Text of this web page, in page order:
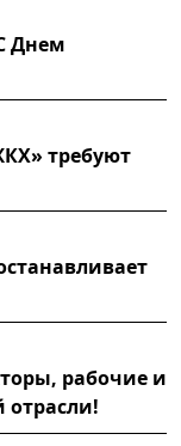
Днем
требуют
рабочие и
отрасли!